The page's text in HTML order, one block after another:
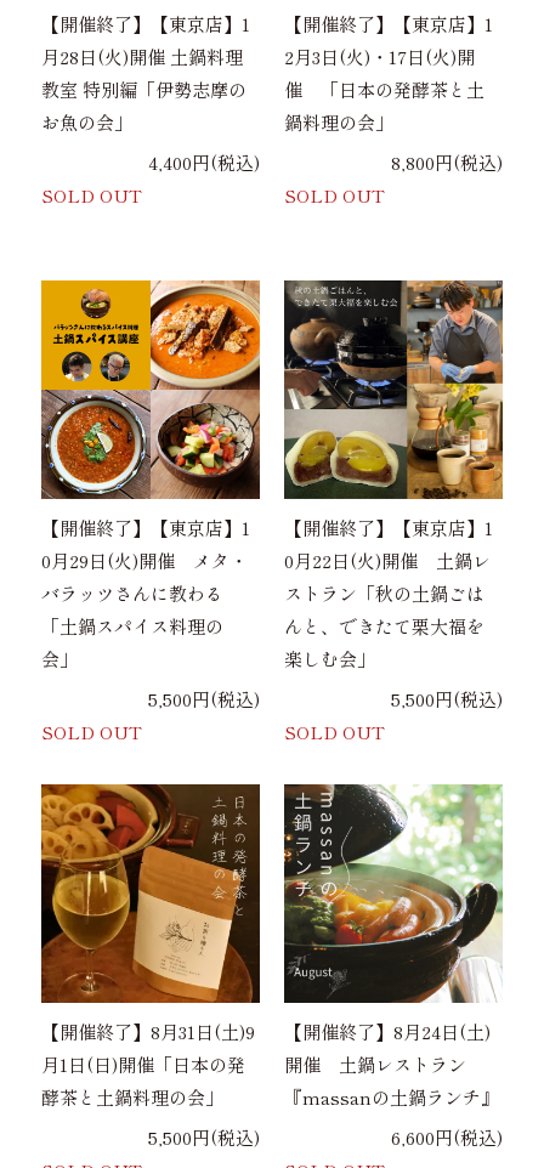
【開催終了】【東京店】1
月28日(火)開催 土鍋料理
教室 特別編「伊勢志摩の
お魚の会」
4,400円(税込)
SOLD OUT
【開催終了】【東京店】1
2月3日(火)・17日(火)開
催 「日本の発酵茶と土
鍋料理の会」
8,800円(税込)
SOLD OUT
【開催終了】【東京店】1
0月29日(火)開催 メタ・
バラッツさんに教わる
「土鍋スパイス料理の
会」
5,500円(税込)
SOLD OUT
【開催終了】【東京店】1
0月22日(火)開催 土鍋レ
ストラン「秋の土鍋ごは
んと、できたて栗大福を
楽しむ会」
5,500円(税込)
SOLD OUT
【開催終了】8月31日(土)9
月1日(日)開催「日本の発
酵茶と土鍋料理の会」
5,500円(税込)
【開催終了】8月24日(土)
開催 土鍋レストラン
『massanの土鍋ランチ』
6,600円(税込)